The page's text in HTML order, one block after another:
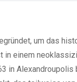
um das
in einem
in